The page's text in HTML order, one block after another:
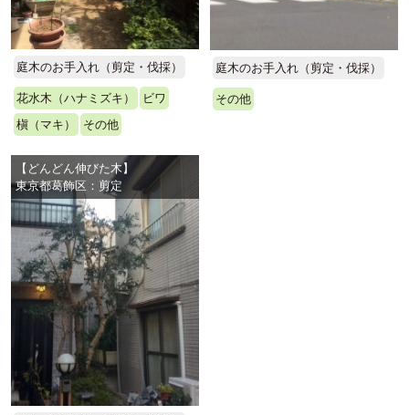
庭木のお手入れ（剪定・伐採）
花水木（ハナミズキ）
ビワ
槇（マキ）
その他
庭木のお手入れ（剪定・伐採）
その他
【どんどん伸びた木】
東京都葛飾区：剪定